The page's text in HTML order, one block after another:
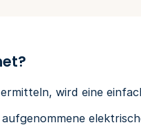
wird eine